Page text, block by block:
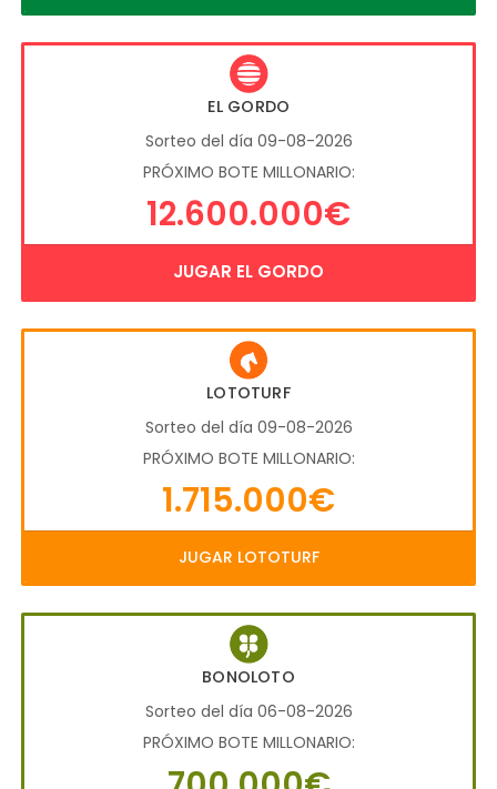
EL GORDO
Sorteo del día 09-08-2026
PRÓXIMO BOTE MILLONARIO:
12.600.000€
JUGAR EL GORDO
LOTOTURF
Sorteo del día 09-08-2026
PRÓXIMO BOTE MILLONARIO:
1.715.000€
JUGAR LOTOTURF
BONOLOTO
Sorteo del día 06-08-2026
PRÓXIMO BOTE MILLONARIO: